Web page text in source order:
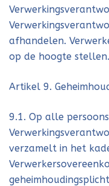
afhandelen.
op de hoogte stellen.
Artikel 9.
9.1. Op alle
verzamelt in het